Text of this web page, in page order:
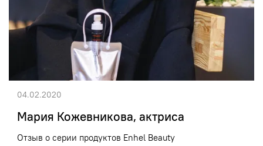
Мария Кожевникова, актриса
Отзыв о серии продуктов Enhel Beauty
04.02.2020